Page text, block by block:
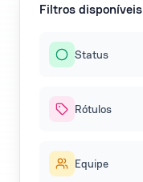
Filtros disponíveis
Status
Rótulos
Equipe